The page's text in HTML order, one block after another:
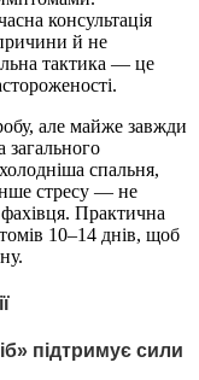
консультація
й не
тактика — це
але майже завжди
загального
спальня,
стресу — не
фахівця. Практична
10–14 днів, щоб
підтримує сили